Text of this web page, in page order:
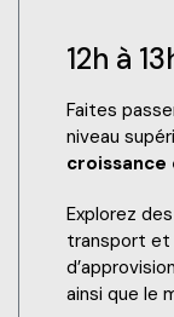
12h à
Faites
niveau
Explorez
transport et
ainsi que le